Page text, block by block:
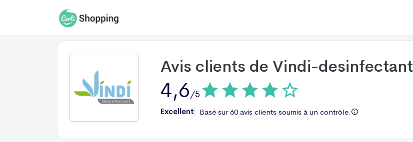
Avis clients de Vindi-desinfectant
4,6/5
Excellent Basé sur60 avis clients soumis à un contrôle.